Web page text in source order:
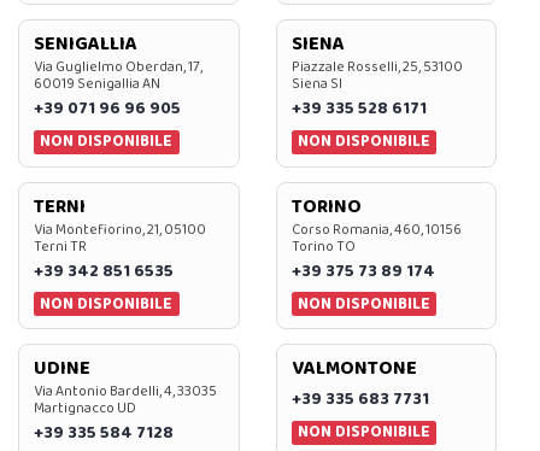
SENIGALLIA
Via Guglielmo Oberdan, 17,
60019 Senigallia AN
+39 071 96 96 905
NON DISPONIBILE
SIENA
Piazzale Rosselli, 25, 53100
Siena SI
+39 335 528 6171
NON DISPONIBILE
TERNI
Via Montefiorino, 21, 05100
Terni TR
+39 342 851 6535
NON DISPONIBILE
TORINO
Corso Romania, 460, 10156
Torino TO
+39 375 73 89 174
NON DISPONIBILE
UDINE
Via Antonio Bardelli, 4, 33035
Martignacco UD
+39 335 584 7128
VALMONTONE
+39 335 683 7731
NON DISPONIBILE